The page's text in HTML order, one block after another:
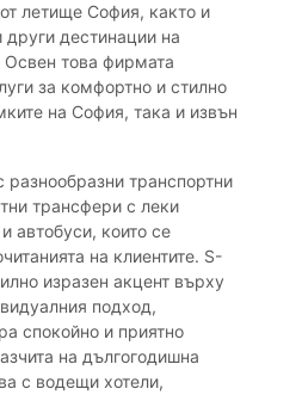
летище София, както и
други дестинации на
Освен това фирмата
за комфортно и стилно
на София, така и извън
транспортни
трансфери с леки
автобуси, които се
на клиентите. S-
изразен акцент върху
подход,
спокойно и приятно
на дългогодишна
с водещи хотели,